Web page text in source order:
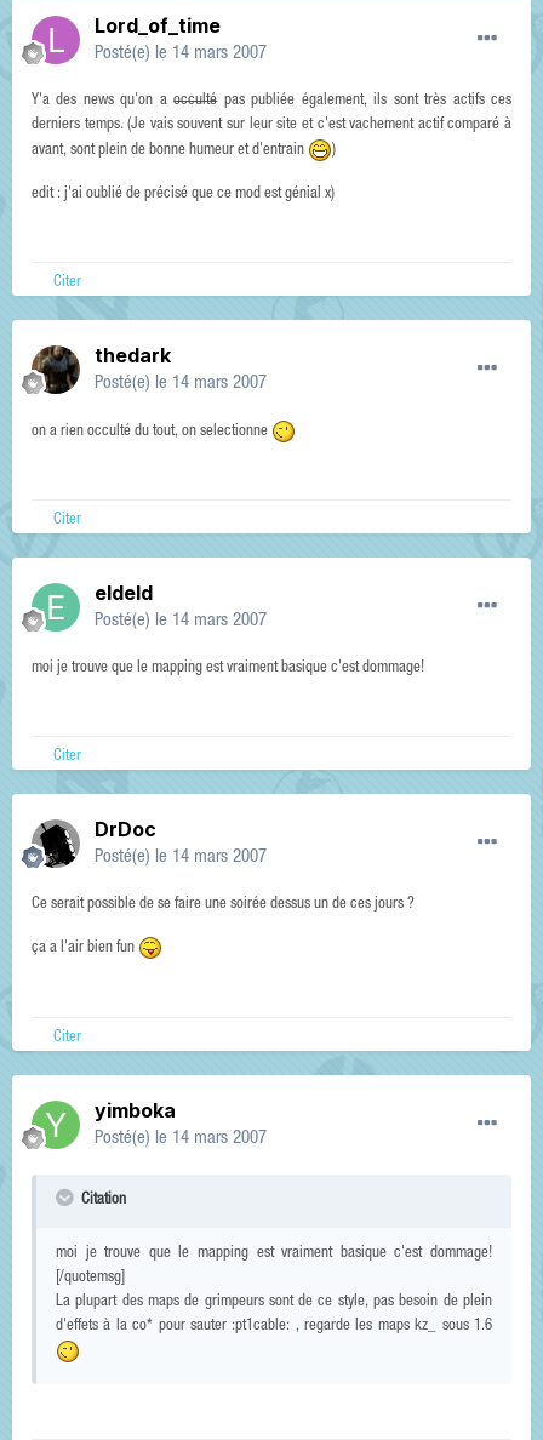
Lord_of_time
Posté(e) le 14 mars 2007
Y'a des news qu'on aoccultépas publiée également, ils sont très actifs ces
derniers temps. (Je vais souvent sur leur site et c'est vachement actif comparé à
avant, sont plein de bonne humeur et d'entrain
)
edit : j'ai oublié de précisé que ce mod est génial x)
Citer
thedark
Posté(e) le 14 mars 2007
on a rien occulté du tout, on selectionne
Citer
eldeld
Posté(e) le 14 mars 2007
moi je trouve que le mapping est vraiment basique c'est dommage!
Citer
DrDoc
Posté(e) le 14 mars 2007
Ce serait possible de se faire une soirée dessus un de ces jours ?
ça a l'air bien fun
Citer
yimboka
Posté(e) le 14 mars 2007
Citation
moi je trouve que le mapping est vraiment basique c'est dommage!
[/quotemsg]
La plupart des maps de grimpeurs sont de ce style, pas besoin de plein
d'effets à la co* pour sauter :pt1cable: , regarde les maps kz_ sous 1.6